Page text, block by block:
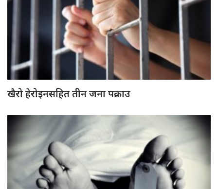
खैरो हेरोइनसहित तीन जना पक्राउ